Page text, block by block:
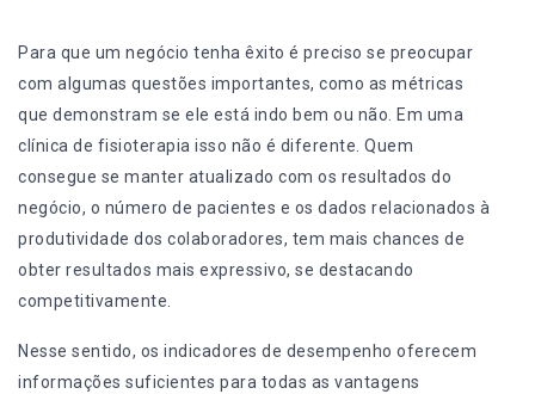
Para que um negócio tenha êxito é preciso se preocupar
com algumas questões importantes, como as métricas
que demonstram se ele está indo bem ou não. Em uma
clínica de fisioterapia isso não é diferente. Quem
consegue se manter atualizado com os resultados do
negócio, o número de pacientes e os dados relacionados à
produtividade dos colaboradores, tem mais chances de
obter resultados mais expressivo, se destacando
competitivamente.
Nesse sentido, os indicadores de desempenho oferecem
informações suficientes para todas as vantagens